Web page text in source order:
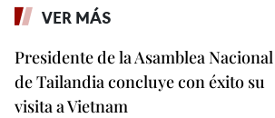
VER MÁS
Presidente de la Asamblea Nacional
de Tailandia concluye con éxito su
visita a Vietnam